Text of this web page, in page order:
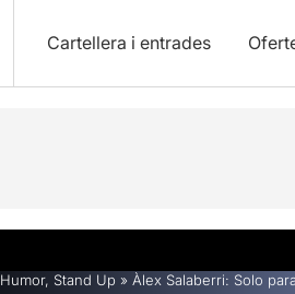
Cartellera i entrades
Fitxa artística
Humor, Stand Up » Àlex Salaberri: Solo